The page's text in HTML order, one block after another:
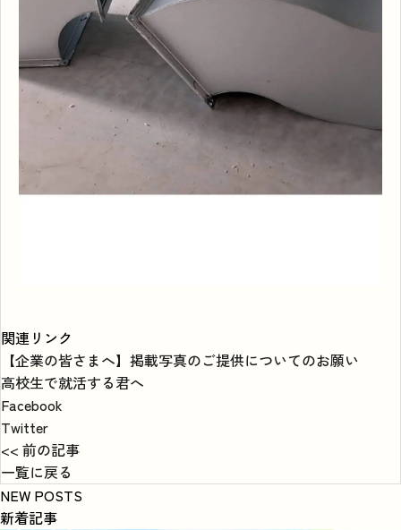
関連リンク
【企業の皆さまへ】掲載写真のご提供についてのお願い
高校生で就活する君へ
Facebook
Twitter
<< 前の記事
一覧に戻る
NEW POSTS
新着記事